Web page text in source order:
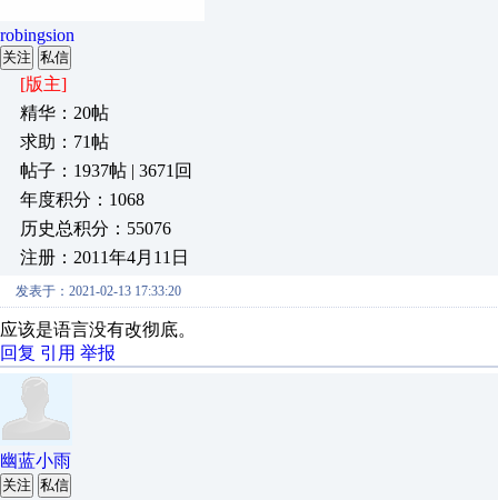
robingsion
关注 私信
[版主]
精华：20帖
求助：71帖
帖子：1937帖 | 3671回
年度积分：1068
历史总积分：55076
注册：2011年4月11日
发表于：2021-02-13 17:33:20
应该是语言没有改彻底。
回复 引用 举报
幽蓝小雨
关注 私信